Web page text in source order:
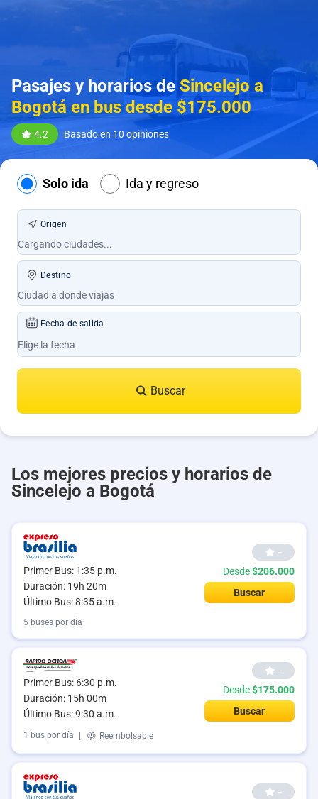
Pasajes y horarios de Sincelejo a
Bogotá en bus desde $175.000
4.2 Basado en 10 opiniones
Solo ida Ida y regreso
Origen
Destino
Fecha de salida
Buscar
Los mejores precios y horarios de
Sincelejo a Bogotá
Primer Bus: 1:35 p.m.
Duración: 19h 20m
Último Bus: 8:35 a.m.
--
Desde$206.000
Buscar
5 buses por día
Primer Bus: 6:30 p.m.
Duración: 15h 00m
Último Bus: 9:30 a.m.
--
Desde$175.000
Buscar
1 bus por día | Reembolsable
--